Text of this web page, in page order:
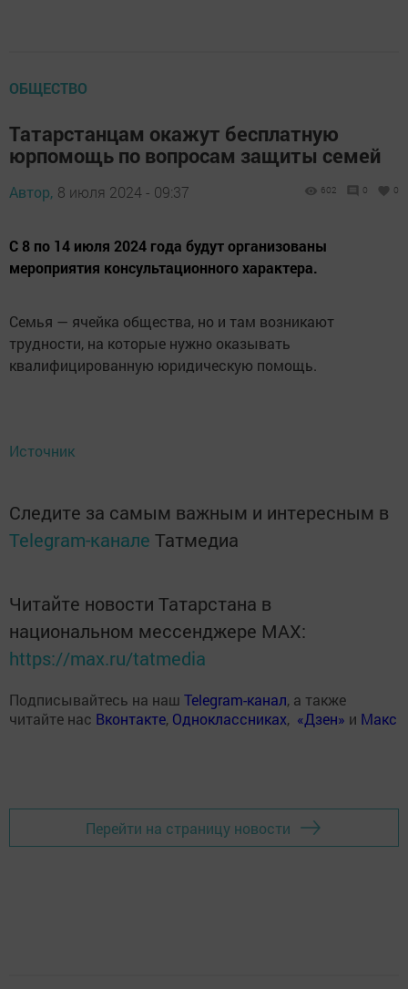
ОБЩЕСТВО
Татарстанцам окажут бесплатную
юрпомощь по вопросам защиты семей
Автор, 8 июля 2024 - 09:37 602 0 0
С 8 по 14 июля 2024 года будут организованы
мероприятия консультационного характера.
Семья — ячейка общества, но и там возникают
трудности, на которые нужно оказывать
квалифицированную юридическую помощь.
Источник
Следите за самым важным и интересным в
Telegram-канале Татмедиа
Читайте новости Татарстана в
национальном мессенджере MАХ:
https://max.ru/tatmedia
Подписывайтесь на наш Telegram-канал, а также
читайте нас Вконтакте, Одноклассниках, «Дзен» и Макс
Перейти на страницу новости